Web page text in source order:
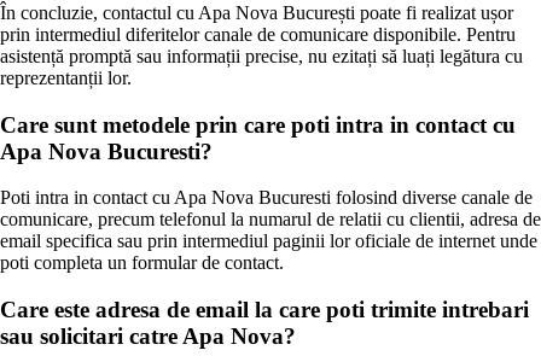
În concluzie, contactul cu Apa Nova București poate fi realizat ușor
prin intermediul diferitelor canale de comunicare disponibile. Pentru
asistență promptă sau informații precise, nu ezitați să luați legătura cu
reprezentanții lor.
Care sunt metodele prin care poti intra in contact cu
Apa Nova Bucuresti?
Poti intra in contact cu Apa Nova Bucuresti folosind diverse canale de
comunicare, precum telefonul la numarul de relatii cu clientii, adresa de
email specifica sau prin intermediul paginii lor oficiale de internet unde
poti completa un formular de contact.
Care este adresa de email la care poti trimite intrebari
sau solicitari catre Apa Nova?